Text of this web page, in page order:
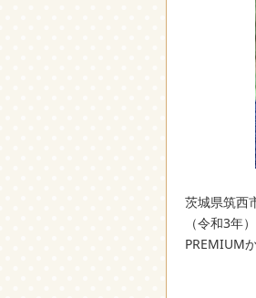
茨城県筑西
（令和3年
PREMIUM